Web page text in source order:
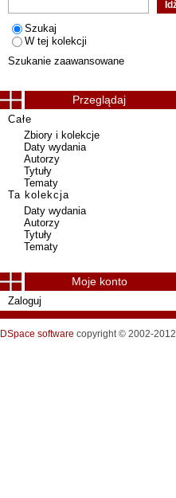
Szukaj
W tej kolekcji
Szukanie zaawansowane
Przeglądaj
Całe
Zbiory i kolekcje
Daty wydania
Autorzy
Tytuły
Tematy
Ta kolekcja
Daty wydania
Autorzy
Tytuły
Tematy
Moje konto
Zaloguj
DSpace software copyright © 2002-2012